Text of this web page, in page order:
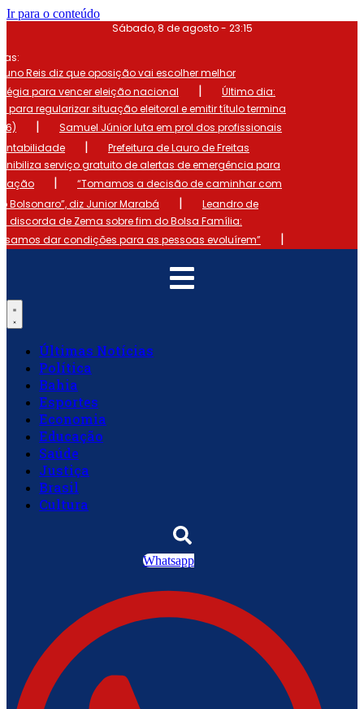
Ir para o conteúdo
Sábado, 8 de agosto - 23:15
Reis diz que oposição vai escolher melhor
para vencer eleição nacional
|
Último dia:
para regularizar situação eleitoral e emitir título termina
|
Samuel Júnior luta em prol dos profissionais
|
Prefeitura de Lauro de Freitas
serviço gratuito de alertas de emergência para
|
“Tomamos a decisão de caminhar com
Bolsonaro”, diz Junior Marabá
|
Leandro de
discorda de Zema sobre fim do Bolsa Família:
dar condições para as pessoas evoluírem”
|
Últimas Notícias
Política
Bahia
Esportes
Economia
Educação
Saúde
Justiça
Brasil
Cultura
Whatsapp